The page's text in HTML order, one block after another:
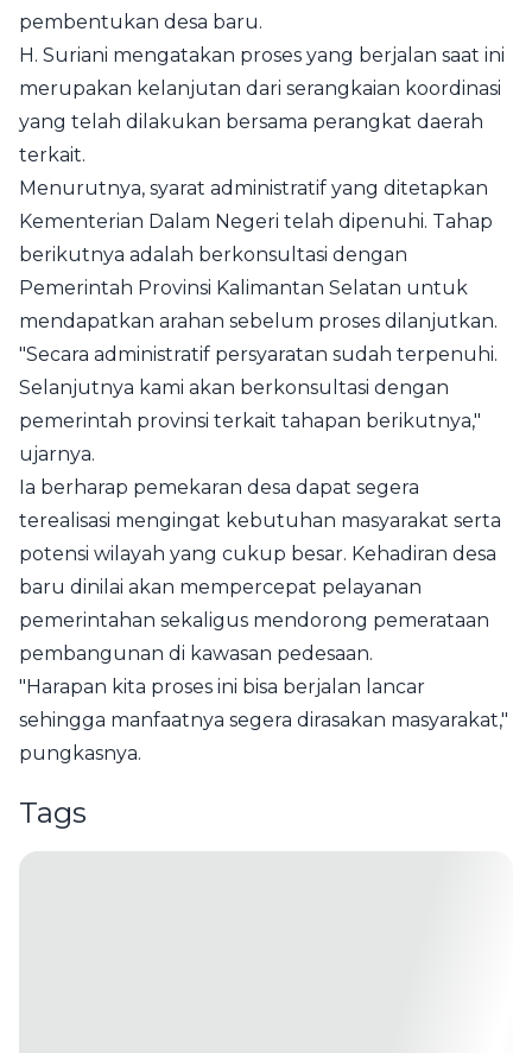
pembentukan desa baru.
H. Suriani mengatakan proses yang berjalan saat ini
merupakan kelanjutan dari serangkaian koordinasi
yang telah dilakukan bersama perangkat daerah
terkait.
Menurutnya, syarat administratif yang ditetapkan
Kementerian Dalam Negeri telah dipenuhi. Tahap
berikutnya adalah berkonsultasi dengan
Pemerintah Provinsi Kalimantan Selatan untuk
mendapatkan arahan sebelum proses dilanjutkan.
"Secara administratif persyaratan sudah terpenuhi.
Selanjutnya kami akan berkonsultasi dengan
pemerintah provinsi terkait tahapan berikutnya,"
ujarnya.
Ia berharap pemekaran desa dapat segera
terealisasi mengingat kebutuhan masyarakat serta
potensi wilayah yang cukup besar. Kehadiran desa
baru dinilai akan mempercepat pelayanan
pemerintahan sekaligus mendorong pemerataan
pembangunan di kawasan pedesaan.
"Harapan kita proses ini bisa berjalan lancar
sehingga manfaatnya segera dirasakan masyarakat,"
pungkasnya.
Tags